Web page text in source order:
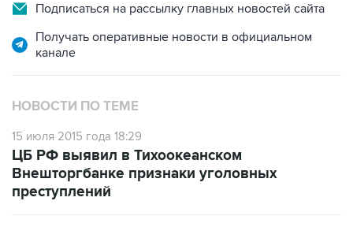
Подписаться на рассылку главных новостей сайта
Получать оперативные новости в официальном
канале
НОВОСТИ ПО ТЕМЕ
15 июля 2015 года 18:29
ЦБ РФ выявил в Тихоокеанском
Внешторгбанке признаки уголовных
преступлений